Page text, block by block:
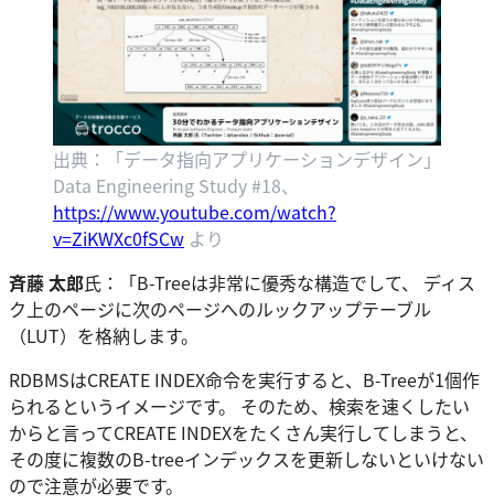
出典：「データ指向アプリケーションデザイン」
Data Engineering Study #18、
https://www.youtube.com/watch?
v=ZiKWXc0fSCw より
斉藤 太郎氏：「B-Treeは非常に優秀な構造でして、 ディス
ク上のページに次のページへのルックアップテーブル
（LUT）を格納します。
RDBMSはCREATE INDEX命令を実行すると、B-Treeが1個作
られるというイメージです。 そのため、検索を速くしたい
からと言ってCREATE INDEXをたくさん実行してしまうと、
その度に複数のB-treeインデックスを更新しないといけない
ので注意が必要です。